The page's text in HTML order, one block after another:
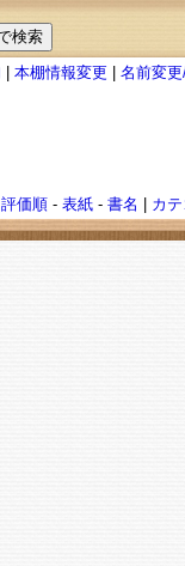
|本棚情報変更 |名前変
評価順 -表紙 -書名 カ